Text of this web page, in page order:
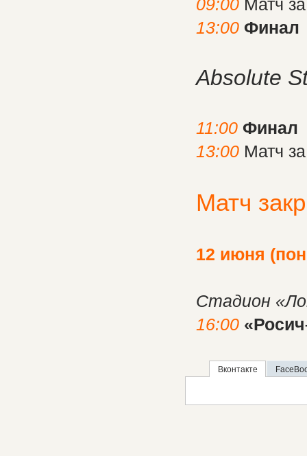
09:00 Матч
13:00 Финал
Absolute
11:00 Финал
13:00 Матч
Матч
12 июня
Стадион
16:00
Вконтакте